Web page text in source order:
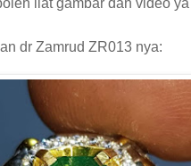
liat gambar dan video
dr Zamrud ZR013 nya: